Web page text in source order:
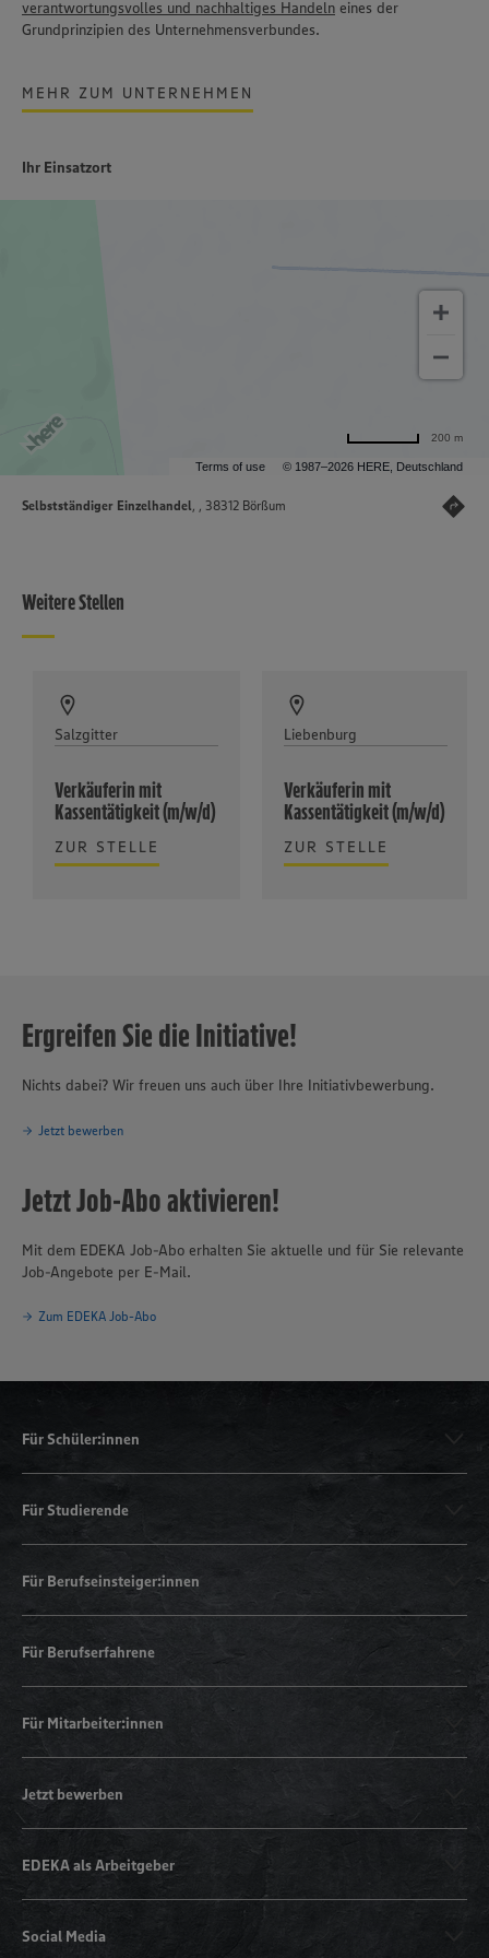
verantwortungsvolles und nachhaltiges Handeln eines der
Grundprinzipien des Unternehmensverbundes.
MEHR ZUM UNTERNEHMEN
Ihr Einsatzort
Terms of use © 1987–2026 HERE, Deutschland
200 m
Selbstständiger Einzelhandel, , 38312 Börßum
Weitere Stellen
Salzgitter
Verkäuferin mit
Kassentätigkeit (m/w/d)
ZUR STELLE
Liebenburg
Verkäuferin mit
Kassentätigkeit (m/w/d)
ZUR STELLE
Ergreifen Sie die Initiative!
Nichts dabei? Wir freuen uns auch über Ihre Initiativbewerbung.
Jetzt bewerben
Jetzt Job-Abo aktivieren!
Mit dem EDEKA Job-Abo erhalten Sie aktuelle und für Sie relevante
Job-Angebote per E-Mail.
Zum EDEKA Job-Abo
Für Schüler:innen
Für Studierende
Für Berufseinsteiger:innen
Für Berufserfahrene
Für Mitarbeiter:innen
Jetzt bewerben
EDEKA als Arbeitgeber
Social Media